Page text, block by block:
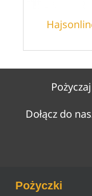
Dołącz do
Pożyczki